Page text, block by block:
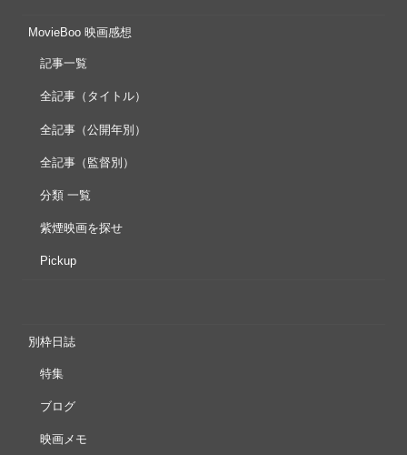
MovieBoo 映画感想
記事一覧
全記事（タイトル）
全記事（公開年別）
全記事（監督別）
分類 一覧
紫煙映画を探せ
Pickup
別枠日誌
特集
ブログ
映画メモ